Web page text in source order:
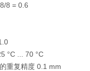
8 = 0.6
°C ... 70 °C
重复精度 0.1 mm